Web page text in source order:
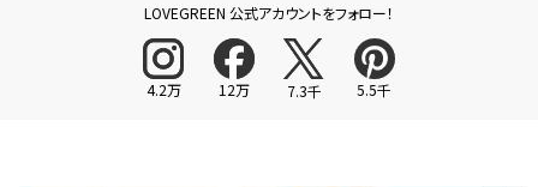
LOVEGREEN 公式アカウントをフォロー！
4.2万 12万 7.3千 5.5千